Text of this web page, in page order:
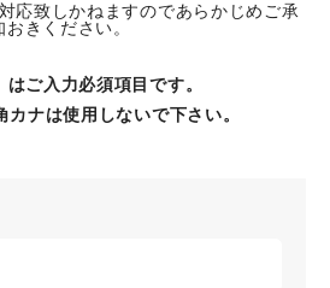
応致しかねますのであらかじめご承
おきください。
はご入力必須項目です。
ナは使用しないで下さい。